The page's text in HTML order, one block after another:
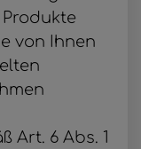
von Ihnen
Art. 6 Abs. 1